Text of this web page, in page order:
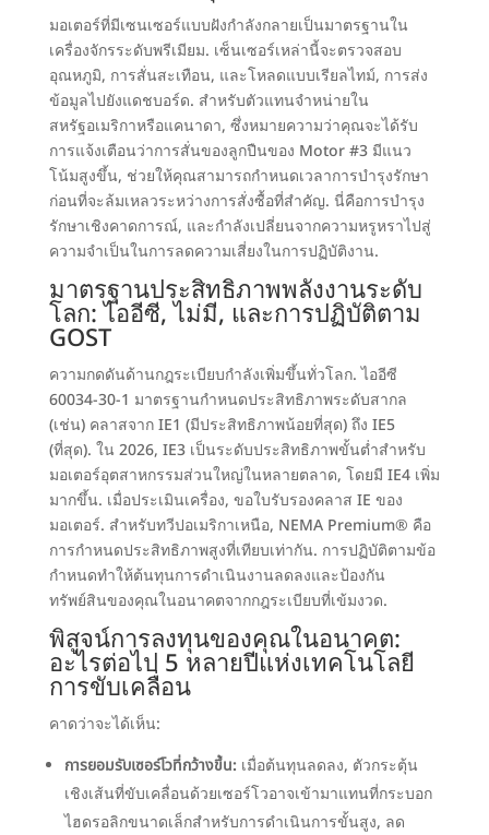
มอเตอร์ที่มีเซนเซอร์แบบฝังกำลังกลายเป็นมาตรฐานใน
เครื่องจักรระดับพรีเมียม. เซ็นเซอร์เหล่านี้จะตรวจสอบ
อุณหภูมิ, การสั่นสะเทือน, และโหลดแบบเรียลไทม์, การส่ง
ข้อมูลไปยังแดชบอร์ด. สำหรับตัวแทนจำหน่ายใน
สหรัฐอเมริกาหรือแคนาดา, ซึ่งหมายความว่าคุณจะได้รับ
การแจ้งเตือนว่าการสั่นของลูกปืนของ Motor #3 มีแนว
โน้มสูงขึ้น, ช่วยให้คุณสามารถกำหนดเวลาการบำรุงรักษา
ก่อนที่จะล้มเหลวระหว่างการสั่งซื้อที่สำคัญ. นี่คือการบำรุง
รักษาเชิงคาดการณ์, และกำลังเปลี่ยนจากความหรูหราไปสู่
ความจำเป็นในการลดความเสี่ยงในการปฏิบัติงาน.
มาตรฐานประสิทธิภาพพลังงานระดับ
โลก: ไออีซี, ไม่มี, และการปฏิบัติตาม
GOST
ความกดดันด้านกฎระเบียบกำลังเพิ่มขึ้นทั่วโลก. ไออีซี
60034-30-1 มาตรฐานกำหนดประสิทธิภาพระดับสากล
(เช่น) คลาสจาก IE1 (มีประสิทธิภาพน้อยที่สุด) ถึง IE5
(ที่สุด). ใน 2026, IE3 เป็นระดับประสิทธิภาพขั้นต่ำสำหรับ
มอเตอร์อุตสาหกรรมส่วนใหญ่ในหลายตลาด, โดยมี IE4 เพิ่ม
มากขึ้น. เมื่อประเมินเครื่อง, ขอใบรับรองคลาส IE ของ
มอเตอร์. สำหรับทวีปอเมริกาเหนือ, NEMA Premium® คือ
การกำหนดประสิทธิภาพสูงที่เทียบเท่ากัน. การปฏิบัติตามข้อ
กำหนดทำให้ต้นทุนการดำเนินงานลดลงและป้องกัน
ทรัพย์สินของคุณในอนาคตจากกฎระเบียบที่เข้มงวด.
พิสูจน์การลงทุนของคุณในอนาคต:
อะไรต่อไป 5 หลายปีแห่งเทคโนโลยี
การขับเคลื่อน
คาดว่าจะได้เห็น:
การยอมรับเซอร์โวที่กว้างขึ้น: เมื่อต้นทุนลดลง, ตัวกระตุ้น
เชิงเส้นที่ขับเคลื่อนด้วยเซอร์โวอาจเข้ามาแทนที่กระบอก
ไฮดรอลิกขนาดเล็กสำหรับการดำเนินการขั้นสูง, ลด